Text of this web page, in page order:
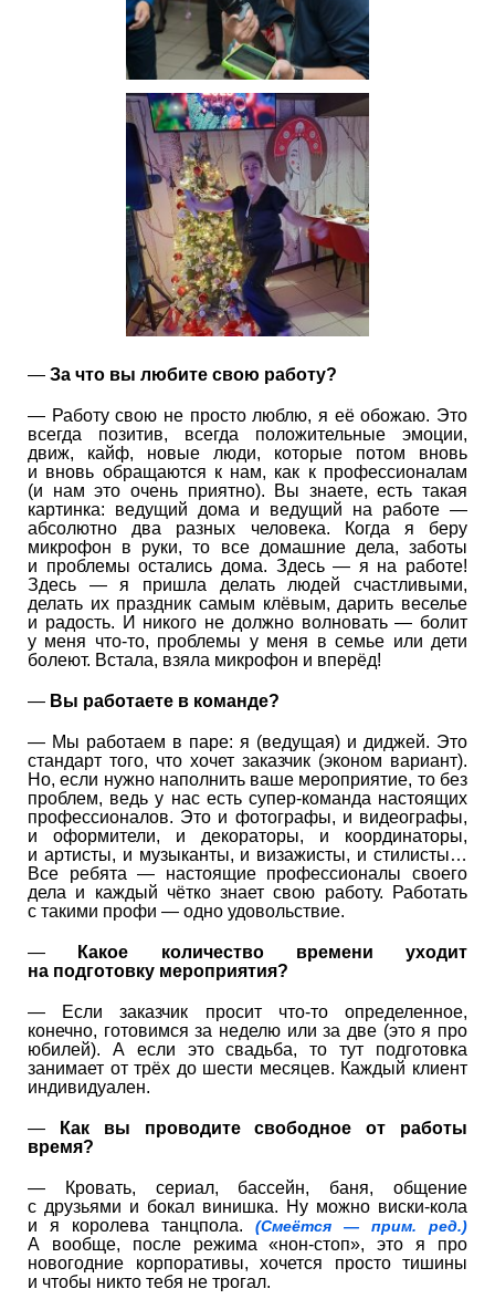
— За что вы любите свою работу?
— Работу свою не просто люблю, я её обожаю. Это
всегда позитив, всегда положительные эмоции,
движ, кайф, новые люди, которые потом вновь
и вновь обращаются к нам, как к профессионалам
(и нам это очень приятно). Вы знаете, есть такая
картинка: ведущий дома и ведущий на работе —
абсолютно два разных человека. Когда я беру
микрофон в руки, то все домашние дела, заботы
и проблемы остались дома. Здесь — я на работе!
Здесь — я пришла делать людей счастливыми,
делать их праздник самым клёвым, дарить веселье
и радость. И никого не должно волновать — болит
у меня что-то, проблемы у меня в семье или дети
болеют. Встала, взяла микрофон и вперёд!
— Вы работаете в команде?
— Мы работаем в паре: я (ведущая) и диджей. Это
стандарт того, что хочет заказчик (эконом вариант).
Но, если нужно наполнить ваше мероприятие, то без
проблем, ведь у нас есть супер-команда настоящих
профессионалов. Это и фотографы, и видеографы,
и оформители, и декораторы, и координаторы,
и артисты, и музыканты, и визажисты, и стилисты…
Все ребята — настоящие профессионалы своего
дела и каждый чётко знает свою работу. Работать
с такими профи — одно удовольствие.
—
Какое количество времени уходит
на подготовку мероприятия?
— Если заказчик просит что-то определенное,
конечно, готовимся за неделю или за две (это я про
юбилей). А если это свадьба, то тут подготовка
занимает от трёх до шести месяцев. Каждый клиент
индивидуален.
—
Как вы проводите свободное от работы
время?
— Кровать, сериал, бассейн, баня, общение
с друзьями и бокал винишка. Ну можно виски-кола
и я королева танцпола. (Смеётся — прим. ред.)
А вообще, после режима «нон-стоп», это я про
новогодние корпоративы, хочется просто тишины
и чтобы никто тебя не трогал.